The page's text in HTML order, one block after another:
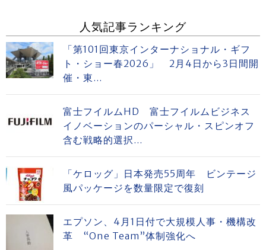
人気記事ランキング
「第101回東京インターナショナル・ギフ
ト・ショー春2026」 2月4日から3日間開
催・東...
富士フイルムHD 富士フイルムビジネス
イノベーションのパーシャル・スピンオフ
含む戦略的選択...
「ケロッグ」日本発売55周年 ビンテージ
風パッケージを数量限定で復刻
エプソン、4月1日付で大規模人事・機構改
革 “One Team”体制強化へ